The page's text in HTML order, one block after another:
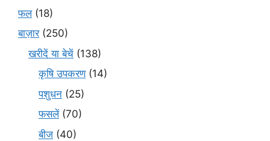
फल(18)
बाज़ार(250)
खरीदें या बेचें (138)
कृषि उपकरण(14)
पशुधन (25)
फसलें(70)
बीज (40)